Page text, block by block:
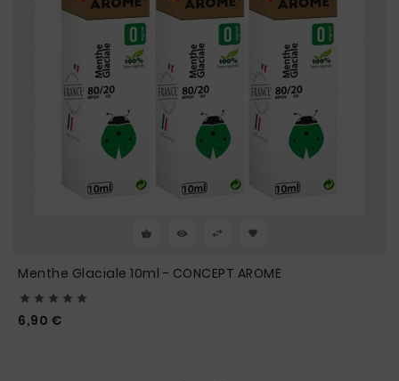
Menthe Glaciale 10ml - CONCEPT AROME
    
6,90 €